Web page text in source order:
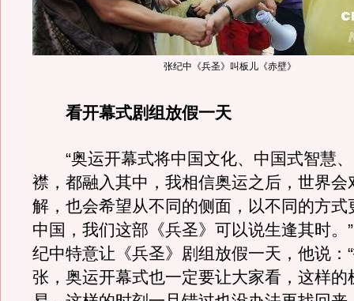
张纪中《兵圣》叫板儿《赤壁》
看开幕式剧组放假一天
“奥运开幕式将中国文化、中国式智慧、
襟，都融入其中，我相信奥运之后，世界会
解，也会希望从不同的侧面，以不同的方式
中国，我们这部《兵圣》可以说生逢其时。
纪中特意让《兵圣》剧组放假一天，他说：
张，奥运开幕式也一定要让大家看，这样的